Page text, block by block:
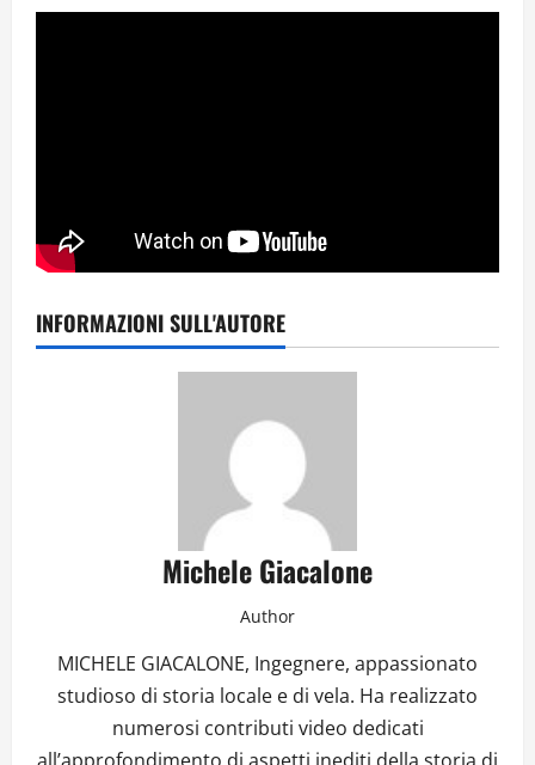
INFORMAZIONI SULL'AUTORE
Michele Giacalone
Author
MICHELE GIACALONE, Ingegnere, appassionato
studioso di storia locale e di vela. Ha realizzato
numerosi contributi video dedicati